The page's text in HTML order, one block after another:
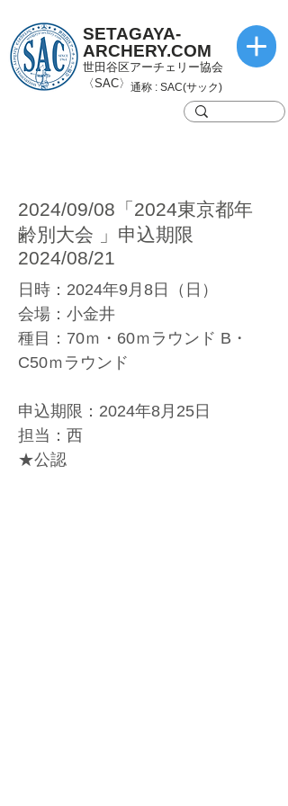
SETAGAYA-
ARCHERY.COM
世田谷区アーチェリー協会
〈SAC〉 通称 : SAC(サック)
2024/09/08「2024東京都年
齢別大会 」申込期限
2024/08/21
日時：2024年9月8日（日）
会場：小金井
種目：70ｍ・60ｍラウンド B・
C50ｍラウンド
申込期限：2024年8月25日
担当：西
★公認